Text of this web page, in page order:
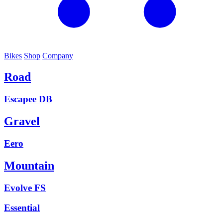
Bikes Shop Company
Road
Escapee DB
Gravel
Eero
Mountain
Evolve FS
Essential